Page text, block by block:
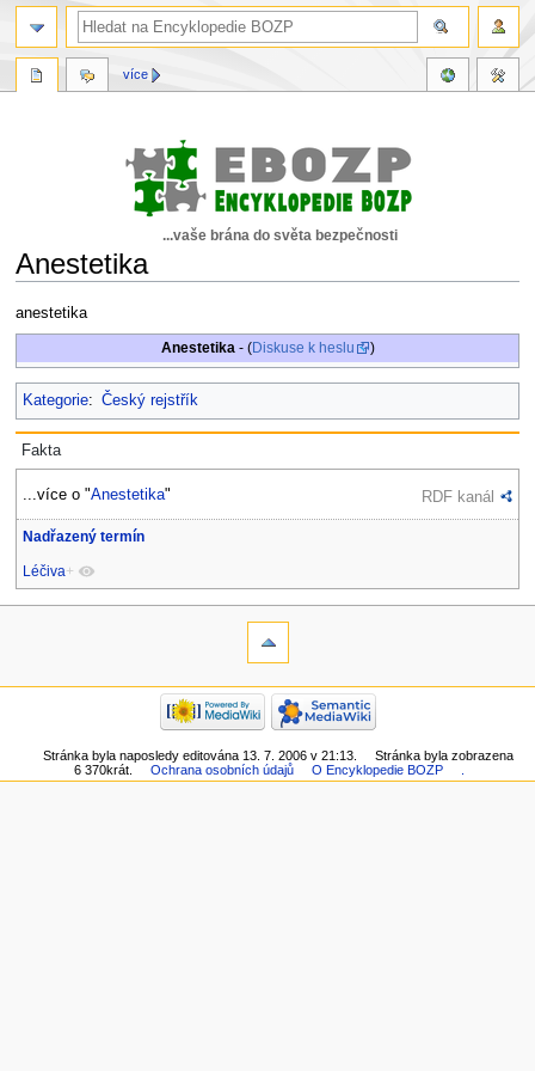
...vaše brána do světa bezpečnosti
Anestetika
Skočit
na
Skočit
na
anestetika
Anestetika - (Diskuse k heslu )
Kategorie: Český rejstřík
Fakta
...více o "Anestetika" RDF kanál
Nadřazený termín
Léčiva+
více
Stránka byla naposledy editována 13. 7. 2006 v 21:13.
Stránka byla zobrazena
6 370krát.
Ochrana osobních údajů O Encyklopedie BOZP